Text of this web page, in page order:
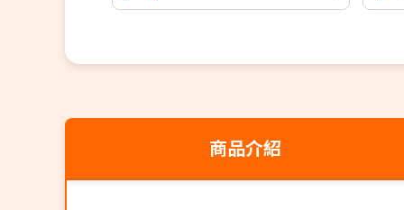
商品介紹